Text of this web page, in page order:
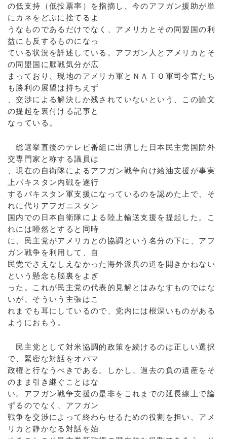
の低支持（低投票率）を指摘し、今のアフガン援助が単
にカネをどぶに捨てるよ
うなものであるだけでなく、アメリカとその同盟国の利
益にも反するものになっ
ている状況を詳述している。アフガン人とアメリカとそ
の同盟国に厭戦気分が広
まっており、現地のアメリカ軍とＮＡＴＯ軍司令官たち
も勝利の展望は持ちえず
、交渉による解決しか残されていないという、この論文
の提起を裏付ける記事と
なっている。
総選挙直後のテレビ番組に出演した日本民主党国防外
交専門家と称する議員は
、現在の自衛隊によるアフガン戦争向け給油支援が事実
上パキスタン内戦を遂行
するパキスタン軍支援になっているのを認めた上で、そ
れに代りアフガニスタン
国内での日本自衛隊による陸上輸送支援を提起した。こ
れには唖然とすると同時
に、民主党がアメリカとの協調という名分の下に、アフ
ガン戦争を利用して、自
民党でさえなしえなかった海外派兵の道を開きかねない
という懸念も脳裏をよぎ
った。これが民主党の代表的見解とはみなすものではな
いが、そういう主張はこ
れまでも耳にしているので、党内には根深いものがある
ようにおもう。
民主党として対米協調的政策を続けるのは正しい選択
で、緊密な対話をオバマ
政権と行なうべきである。しかし、過去の負の遺産をそ
のまま引き継ぐことはな
い。アフガン戦争支援の是非をこれまでの延長線上で論
ずるのでなく、アフガン
戦争を交渉によって終わらせるための役割を担い、アメ
リカと静かなる対話を始